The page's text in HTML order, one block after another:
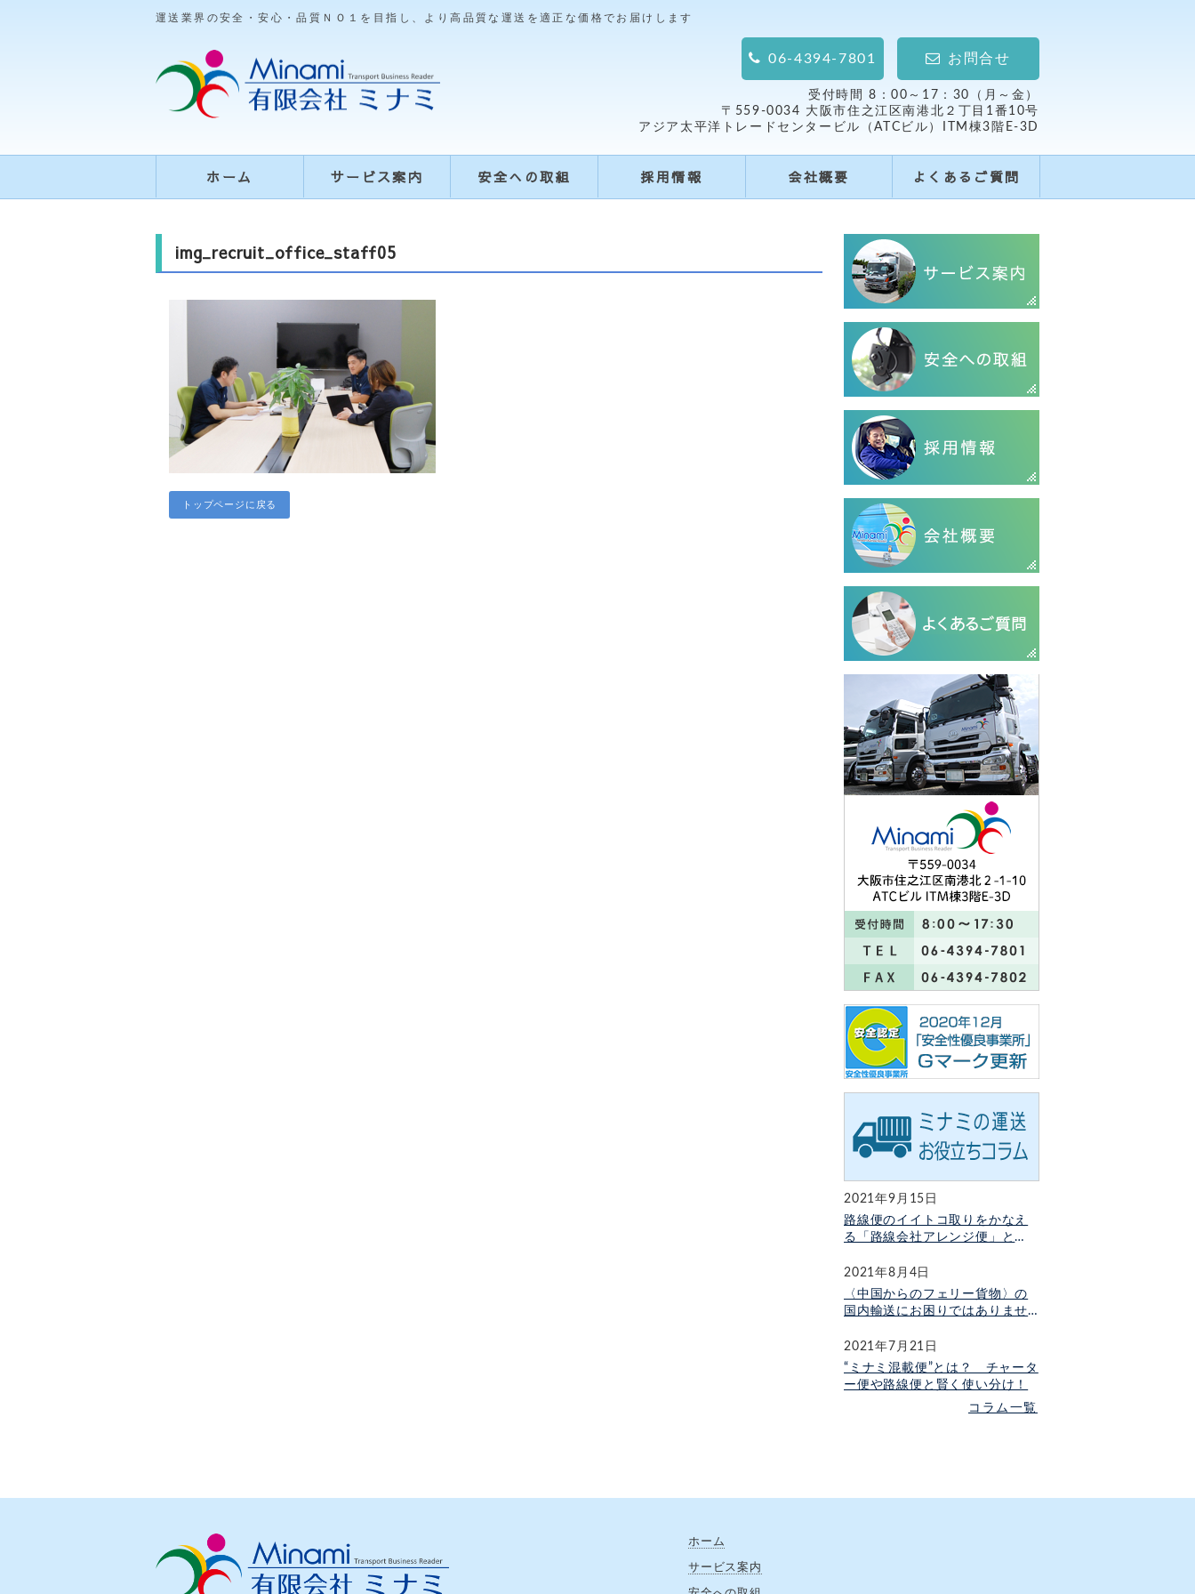
運送業界の安全・安心・品質ＮＯ１を目指し、より高品質な運送を適正な価格でお届けします
06-4394-7801 お問合せ
受付時間 8：00～17：30（月～金）
〒559-0034 大阪市住之江区南港北２丁目1番10号
アジア太平洋トレードセンタービル（ATCビル）ITM棟3階E-3D
ホーム サービス案内 安全への取組 採用情報 会社概要 よくあるご質問
img_recruit_office_staff05
トップページに戻る
2021年9月15日
路線便のイイトコ取りをかなえ
る「路線会社アレンジ便」と
2021年8月4日
〈中国からのフェリー貨物〉の
国内輸送にお困りではありませ
2021年7月21日
“ミナミ混載便”とは？ チャータ
ー便や路線便と賢く使い分け！
コラム一覧
ホーム
サービス案内